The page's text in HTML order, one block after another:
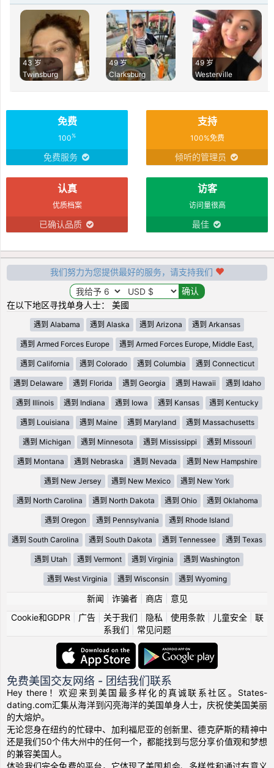
43 岁
Twinsburg
49 岁
Clarksburg
49 岁
Westerville
免费
100%
免费服务
支持
100%免费
倾听的管理员
认真
优质档案
已确认品质
访客
访问量很高
最佳
我们努力为您提供最好的服务，请支持我们
在以下地区寻找单身人士： 美國
遇到 Alabama 遇到 Alaska 遇到 Arizona 遇到 Arkansas
遇到 Armed Forces Europe 遇到 Armed Forces Europe, Middle East,
遇到 California 遇到 Colorado 遇到 Columbia 遇到 Connecticut
遇到 Delaware 遇到 Florida 遇到 Georgia 遇到 Hawaii 遇到 Idaho
遇到 Illinois 遇到 Indiana 遇到 Iowa 遇到 Kansas 遇到 Kentucky
遇到 Louisiana 遇到 Maine 遇到 Maryland 遇到 Massachusetts
遇到 Michigan 遇到 Minnesota 遇到 Mississippi 遇到 Missouri
遇到 Montana 遇到 Nebraska 遇到 Nevada 遇到 New Hampshire
遇到 New Jersey 遇到 New Mexico 遇到 New York
遇到 North Carolina 遇到 North Dakota 遇到 Ohio 遇到 Oklahoma
遇到 Oregon 遇到 Pennsylvania 遇到 Rhode Island
遇到 South Carolina 遇到 South Dakota 遇到 Tennessee 遇到 Texas
遇到 Utah 遇到 Vermont 遇到 Virginia 遇到 Washington
遇到 West Virginia 遇到 Wisconsin 遇到 Wyoming
新闻 诈骗者| 商店| 意见
Cookie和GDPR
广告| 关于我们 隐私 使用条款| 儿童安全| 联
系我们
常见问题
免费美国交友网络 - 团结我们联系
Hey there！欢迎来到美国最多样化的真诚联系社区。States-
dating.com汇集从海洋到闪亮海洋的美国单身人士，庆祝使美国美丽
的大熔炉。
无论您身在纽约的忙碌中、加利福尼亚的创新里、德克萨斯的精神中
还是我们50个伟大州中的任何一个，都能找到与您分享价值观和梦想
的兼容美国人。
体验我们完全免费的平台，它体现了美国机会、多样性和通过有意义